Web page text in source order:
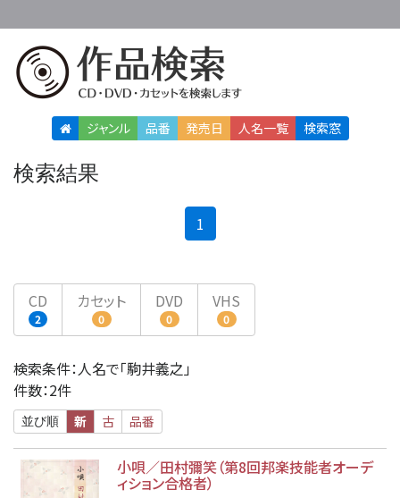
ジャンル 品番 発売日 人名一覧 検索窓
検索結果
1
CD
2
カセット
0
DVD
0
VHS
0
検索条件：人名で「駒井義之」
件数：2件
並び順 新 古 品番
小唄／田村彌笑（第8回邦楽技能者オーデ
ィション合格者）